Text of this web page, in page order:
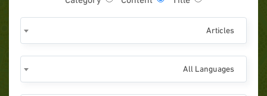
Articles
All Languages